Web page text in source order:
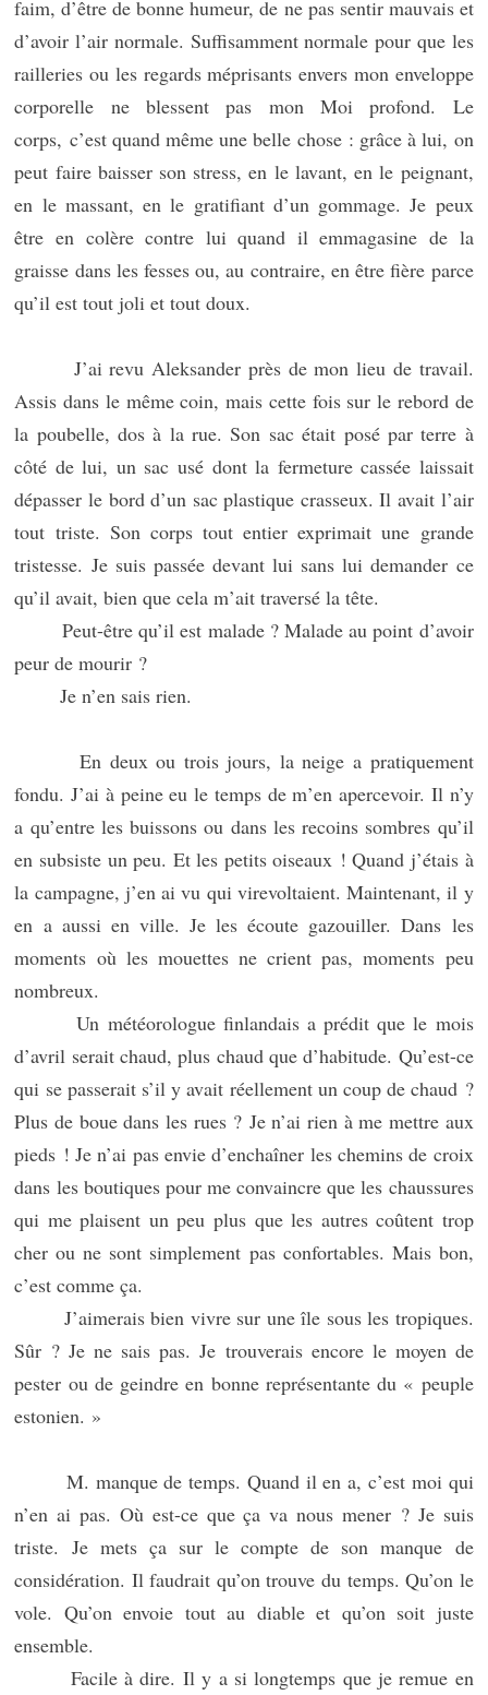
faim, d’être de bonne humeur, de ne pas sentir mauvais et
d’avoir l’air normale. Suffisamment normale pour que les
railleries ou les regards méprisants envers mon enveloppe
corporelle ne blessent pas mon Moi profond. Le
corps, c’est quand même une belle chose : grâce à lui, on
peut faire baisser son stress, en le lavant, en le peignant,
en le massant, en le gratifiant d’un gommage. Je peux
être en colère contre lui quand il emmagasine de la
graisse dans les fesses ou, au contraire, en être fière parce
qu’il est tout joli et tout doux.
J’ai revu Aleksander près de mon lieu de travail.
Assis dans le même coin, mais cette fois sur le rebord de
la poubelle, dos à la rue. Son sac était posé par terre à
côté de lui, un sac usé dont la fermeture cassée laissait
dépasser le bord d’un sac plastique crasseux. Il avait l’air
tout triste. Son corps tout entier exprimait une grande
tristesse. Je suis passée devant lui sans lui demander ce
qu’il avait, bien que cela m’ait traversé la tête.
Peut-être qu’il est malade ? Malade au point d’avoir
peur de mourir ?
Je n’en sais rien.
En deux ou trois jours, la neige a pratiquement
fondu. J’ai à peine eu le temps de m’en apercevoir. Il n’y
a qu’entre les buissons ou dans les recoins sombres qu’il
en subsiste un peu. Et les petits oiseaux ! Quand j’étais à
la campagne, j’en ai vu qui virevoltaient. Maintenant, il y
en a aussi en ville. Je les écoute gazouiller. Dans les
moments où les mouettes ne crient pas, moments peu
nombreux.
Un météorologue finlandais a prédit que le mois
d’avril serait chaud, plus chaud que d’habitude. Qu’est-ce
qui se passerait s’il y avait réellement un coup de chaud ?
Plus de boue dans les rues ? Je n’ai rien à me mettre aux
pieds ! Je n’ai pas envie d’enchaîner les chemins de croix
dans les boutiques pour me convaincre que les chaussures
qui me plaisent un peu plus que les autres coûtent trop
cher ou ne sont simplement pas confortables. Mais bon,
c’est comme ça.
J’aimerais bien vivre sur une île sous les tropiques.
Sûr ? Je ne sais pas. Je trouverais encore le moyen de
pester ou de geindre en bonne représentante du « peuple
estonien. »
M. manque de temps. Quand il en a, c’est moi qui
n’en ai pas. Où est-ce que ça va nous mener ? Je suis
triste. Je mets ça sur le compte de son manque de
considération. Il faudrait qu’on trouve du temps. Qu’on le
vole. Qu’on envoie tout au diable et qu’on soit juste
ensemble.
Facile à dire. Il y a si longtemps que je remue en